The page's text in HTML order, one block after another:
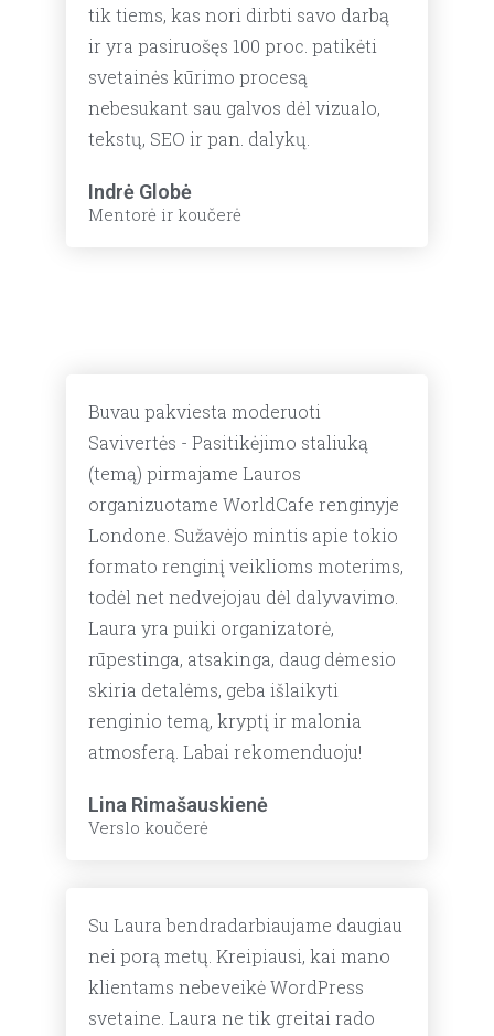
tik tiems, kas nori dirbti savo darbą
ir yra pasiruošęs 100 proc. patikėti
svetainės kūrimo procesą
nebesukant sau galvos dėl vizualo,
tekstų, SEO ir pan. dalykų.
Indrė Globė
Mentorė ir koučerė
Buvau pakviesta moderuoti
Savivertės - Pasitikėjimo staliuką
(temą) pirmajame Lauros
organizuotame WorldCafe renginyje
Londone. Sužavėjo mintis apie tokio
formato renginį veiklioms moterims,
todėl net nedvejojau dėl dalyvavimo.
Laura yra puiki organizatorė,
rūpestinga, atsakinga, daug dėmesio
skiria detalėms, geba išlaikyti
renginio temą, kryptį ir malonia
atmosferą. Labai rekomenduoju!
Lina Rimašauskienė
Verslo koučerė
Su Laura bendradarbiaujame daugiau
nei porą metų. Kreipiausi, kai mano
klientams nebeveikė WordPress
svetaine. Laura ne tik greitai rado